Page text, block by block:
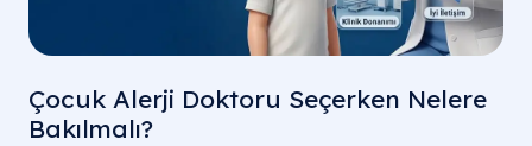
Çocuk Alerji Doktoru Seçerken Nelere
Bakılmalı?